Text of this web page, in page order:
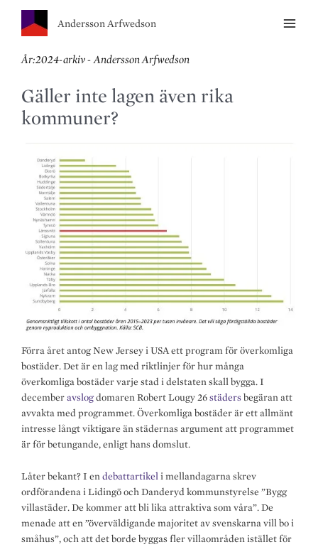
Andersson Arfwedson
År:2024-arkiv - Andersson Arfwedson
Gäller inte lagen även rika
kommuner?
Förra året antog New Jersey i USA ett program för överkomliga
bostäder. Det är en lag med riktlinjer för hur många
överkomliga bostäder varje stad i delstaten skall bygga. I
decemberavslogdomaren Robert Lougy 26städers begäran att
avvakta med programmet. Överkomliga bostäder är ett allmänt
intresse långt viktigare än städernas argument att programmet
är för betungande, enligt hans domslut.
Låter bekant? I en debattartikel i mellandagarna skrev
ordförandena i Lidingö och Danderyd kommunstyrelse ”Bygg
villastäder. De kommer att bli lika attraktiva som våra”. De
menade att en ”överväldigande majoritet av svenskarna vill bo i
småhus”, och att det borde byggas fler villaområden istället för